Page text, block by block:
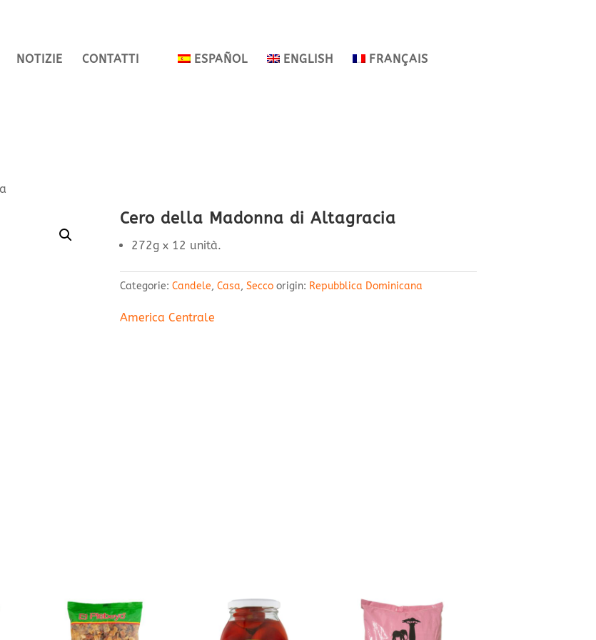
NOTIZIE CONTATTI ESPAÑOL ENGLISH FRANÇAIS
Cero della Madonna di Altagracia
272g x 12 unità.
Categorie: Candele, Casa, Secco origin: Repubblica Dominicana
America Centrale